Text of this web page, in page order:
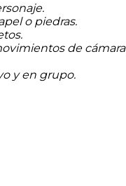
o piedras.
de
y en grupo.